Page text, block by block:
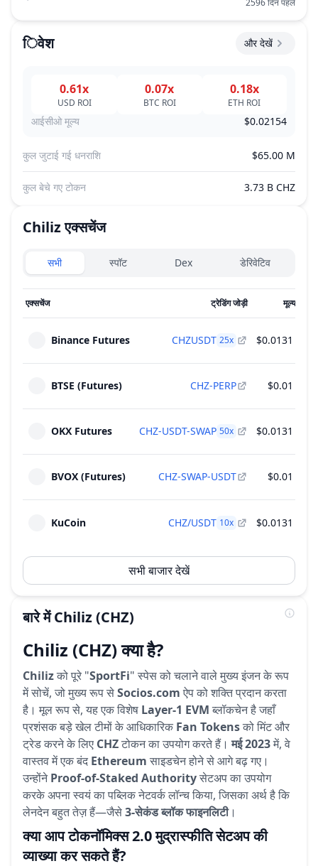
2596 दिन पहले
िवेश और देखें
0.61x
USD ROI
0.07x
BTC ROI
0.18x
ETH ROI
आईसीओ मूल्य $0.02154
कुल जुटाई गई धनराशि $65.00 M
कुल बेचे गए टोकन 3.73 B CHZ
Chilizएक्सचेंज
Exchanges type
सभी स्पॉट Dex डेरिवेटिव
एक्सचेंज ट्रेडिंग जोड़ी मूल्य
Binance Futures CHZUSDT 25x $0.0131
BTSE (Futures) CHZ-PERP $0.01
OKX Futures CHZ-USDT-SWAP 50x $0.0131
BVOX (Futures) CHZ-SWAP-USDT $0.01
KuCoin CHZ/USDT 10x $0.0131
सभी बाजार देखें
बारे में Chiliz(CHZ)
Chiliz (CHZ) क्या है?
Chilizको पूरे "SportFi" स्पेस को चलाने वाले मुख्य इंजन के रूप
में सोचें, जो मुख्य रूप सेSocios.com ऐप को शक्ति प्रदान करता
है। मूल रूप से, यह एक विशेष Layer-1 EVM ब्लॉकचेन है जहाँ
प्रशंसक बड़े खेल टीमों के आधिकारिक Fan Tokensको मिंट और
ट्रेड करने के लिए CHZटोकन का उपयोग करते हैं।मई 2023में, वे
वास्तव में एक बंद Ethereum साइडचेन होने से आगे बढ़ गए।
उन्होंनेProof-of-Staked Authorityसेटअप का उपयोग
करके अपना स्वयं का पब्लिक नेटवर्क लॉन्च किया, जिसका अर्थ है कि
लेनदेन बहुत तेज़ हैं—जैसे3-सेकंड ब्लॉक फाइनलिटी।
क्या आप टोकनॉमिक्स 2.0 मुद्रास्फीति सेटअप की
व्याख्या कर सकते हैं?